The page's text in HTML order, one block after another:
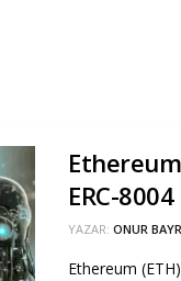
ERC-8004
YAZAR: ONUR
Ethereum